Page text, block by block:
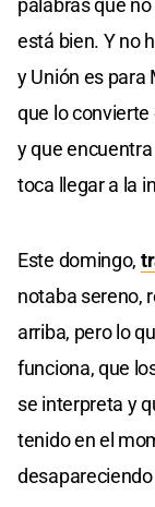
está bien. Y no
y Unión es para
que lo
y que
toca llegar a la
Este domingo,
notaba sereno,
arriba, pero lo
funciona, que
se interpreta y
tenido en el